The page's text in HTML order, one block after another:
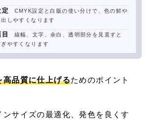
CMYK設定と白版の使い分けで、色の鮮や
しやすくなります
線幅、文字、余白、透明部分を見直すと
やすくなります
高品質に仕上げるためのポイント
ンサイズの最適化、発色を良くす